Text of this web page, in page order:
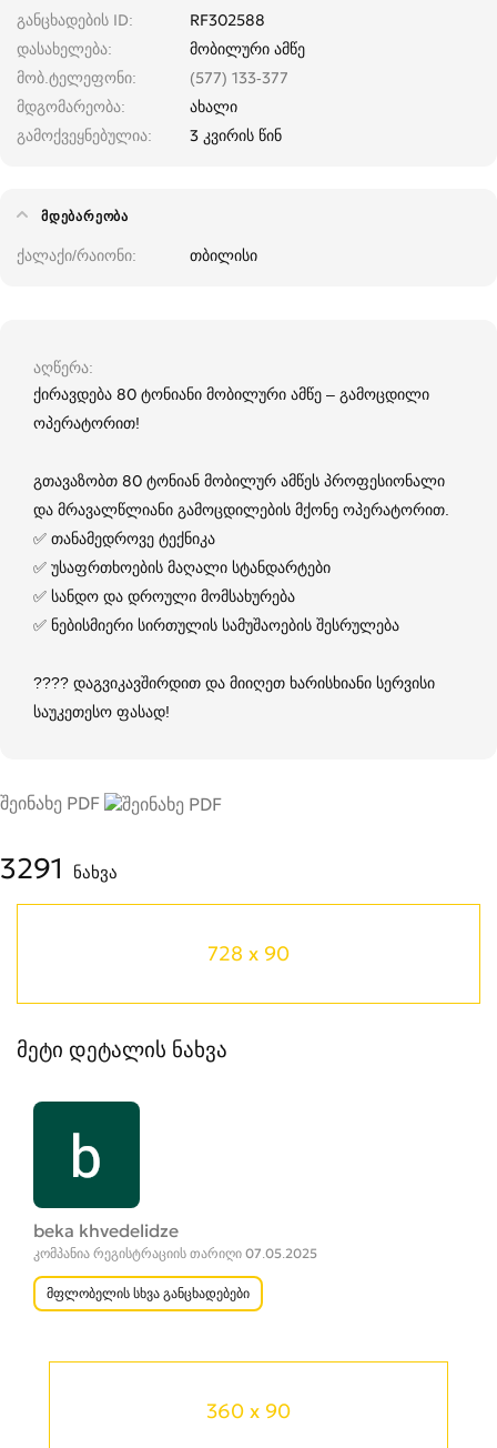
360 x 90
განცხადების ID
RF302588
დასახელება
მობილური ამწე
მობ.ტელეფონი
(577) 133-377
მდგომარეობა
ახალი
გამოქვეყნებულია
3 კვირის წინ
ᲛᲓᲔᲑᲐᲠᲔᲝᲑᲐ
ქალაქი/რაიონი თბილისი
აღწერა
ქირავდება 80 ტონიანი მობილური ამწე – გამოცდილი
ოპერატორით!
გთავაზობთ 80 ტონიან მობილურ ამწეს პროფესიონალი
და მრავალწლიანი გამოცდილების მქონე ოპერატორით.
✅ თანამედროვე ტექნიკა
✅ უსაფრთხოების მაღალი სტანდარტები
✅ სანდო და დროული მომსახურება
✅ ნებისმიერი სირთულის სამუშაოების შესრულება
???? დაგვიკავშირდით და მიიღეთ ხარისხიანი სერვისი
საუკეთესო ფასად!
შეინახე PDF
3291 ნახვა
728 x 90
მეტი დეტალის ნახვა
beka khvedelidze
კომპანია რეგისტრაციის თარიღი 07.05.2025
მფლობელის სხვა განცხადებები